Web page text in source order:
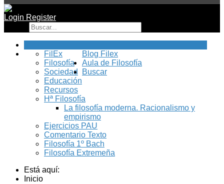
Login Register
Blog Filex
FilEx
Filosofía
Sociedad
Educación
Recursos
Aula de Filosofía
Hª Filosofía
La filosofía moderna. Racionalismo y
empirismo
Ejercicios PAU
Comentario Texto
Filosofía 1º Bach
Filosofía Extremeña
Buscar
Está aquí:
Inicio